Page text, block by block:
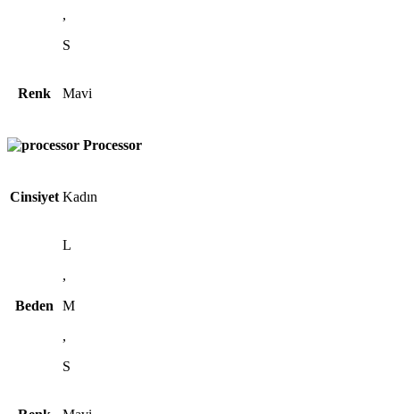
,
S
Renk Mavi
Processor
Cinsiyet Kadın
Beden
L
,
M
,
S